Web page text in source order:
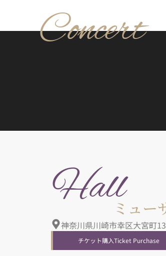
Concert
Hallミュー
神奈川県川崎市幸区大宮町
チケット購入Ticket Purchase